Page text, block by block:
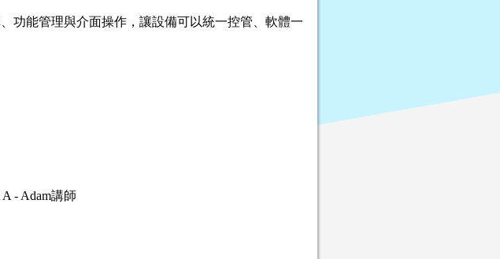
功能管理與介面操作，讓設備可以統一控管、軟體一
- Adam講師